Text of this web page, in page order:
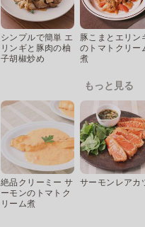
シンプルで簡単 エ
リンギと豚肉の柚
子胡椒炒め
豚こまとエリン
のトマトクリー
煮
もっと見る
絶品クリーミー サ
ーモンのトマトク
リーム煮
サーモンレアカ